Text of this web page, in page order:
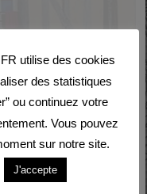
ne
utilise des cookies
des statistiques
ou continuez votre
Vous pouvez
sur notre site.
J'accepte